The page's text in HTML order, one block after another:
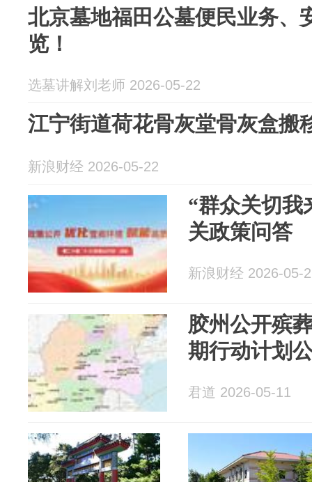
北京墓地福田公墓便民业务、
览！
选墓讲解刘老师 2026-05-22
江宁街道荷花骨灰堂骨灰盒搬
新浪财经 2026-05-22
“群众关切我
关政策问答
新浪财经 2026-05-
胶州公开殡
期行动计划
君道 2026-05-11